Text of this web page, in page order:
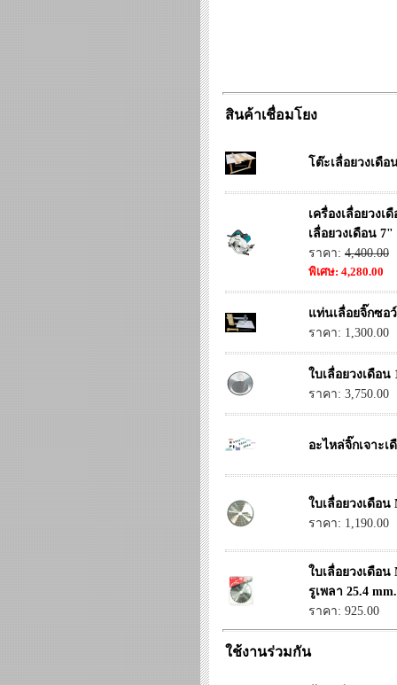
สินค้าเชื่อมโยง
โต๊ะเลื่อยวงเดื
เครื่องเลื่อยวง
เลื่อยวงเดือน 7"
ราคา: 4,400.00
พิเศษ: 4,280.00
แท่นเลื่อยจิ๊กซอ
ราคา: 1,300.00
ใบเลื่อยวงเดือ
ราคา: 3,750.00
อะไหล่จิ๊กเจาะเ
ใบเลื่อยวงเดือ
ราคา: 1,190.00
ใบเลื่อยวงเดือน
รูเพลา 25.4
ราคา: 925.00
ใช้งานร่วมกัน